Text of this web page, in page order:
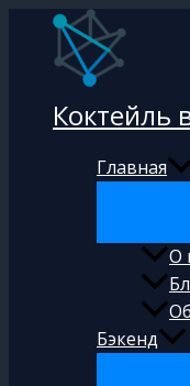
Перейти
содержимому
Коктейль
Главная
О
Бэкенд